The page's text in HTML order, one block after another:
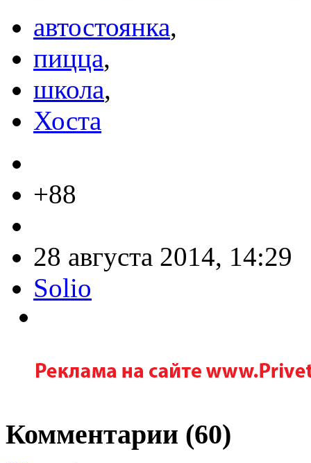
автостоянка,
пицца,
школа,
Хоста
+88
28 августа 2014, 14:29
Solio
Комментарии (60)